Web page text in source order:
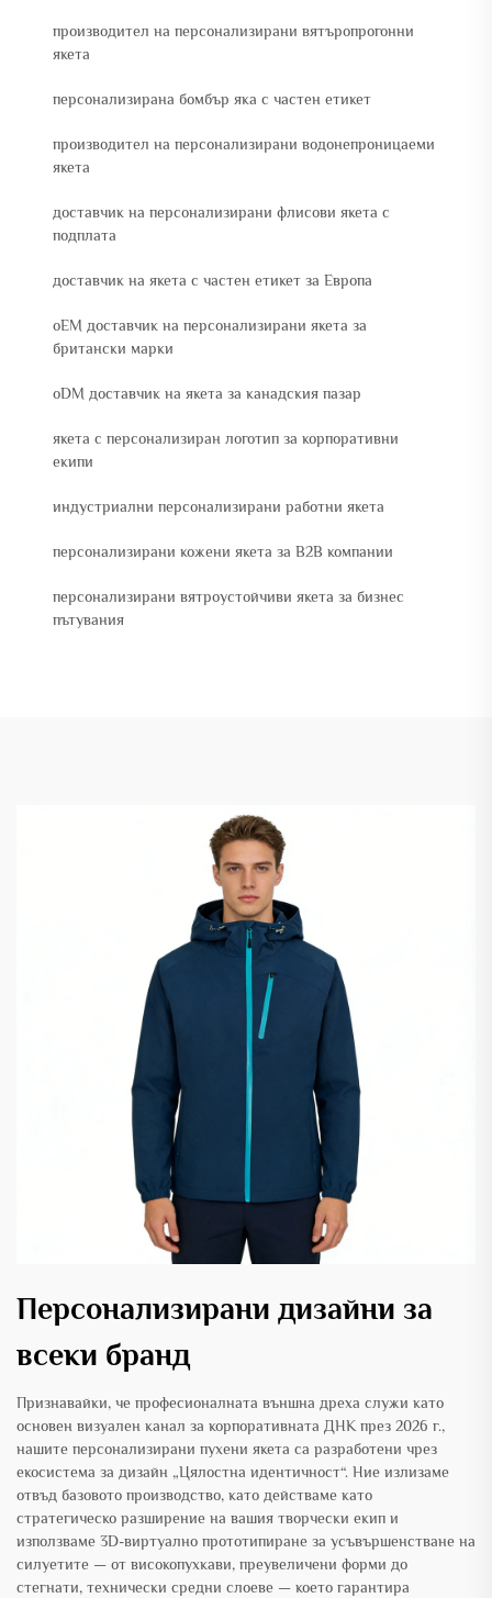
производител на персонализирани вятъропрогонни
якета
персонализирана бомбър яка с частен етикет
производител на персонализирани водонепроницаеми
якета
доставчик на персонализирани флисови якета с
подплата
доставчик на якета с частен етикет за Европа
oEM доставчик на персонализирани якета за
британски марки
oDM доставчик на якета за канадския пазар
якета с персонализиран логотип за корпоративни
екипи
индустриални персонализирани работни якета
персонализирани кожени якета за B2B компании
персонализирани вятроустойчиви якета за бизнес
пътувания
Персонализирани дизайни за
всеки бранд
Признавайки, че професионалната външна дреха служи като
основен визуален канал за корпоративната ДНК през 2026 г.,
нашите персонализирани пухени якета са разработени чрез
екосистема за дизайн „Цялостна идентичност“. Ние излизаме
отвъд базовото производство, като действаме като
стратегическо разширение на вашия творчески екип и
използваме 3D-виртуално прототипиране за усъвършенстване на
силуетите — от високопухкави, преувеличени форми до
стегнати, технически средни слоеве — което гарантира